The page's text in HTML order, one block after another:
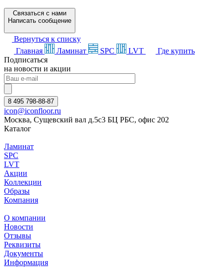
Связаться с нами
Написать сообщение
Вернуться к списку
Главная
Ламинат SPC LVT
Где купить
Подписаться
на новости и акции
8 495 798-88-87
icon@iconfloor.ru
Москва, Сущевский вал д.5с3 БЦ РБС, офис 202
Каталог
Ламинат
SPC
LVT
Акции
Коллекции
Образы
Компания
О компании
Новости
Отзывы
Реквизиты
Документы
Информация